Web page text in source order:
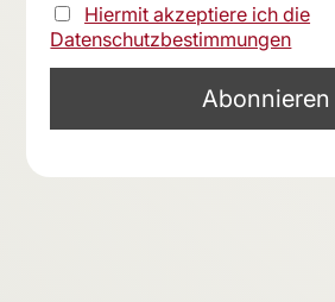
Hiermit akzeptiere ich die
Datenschutzbestimmungen